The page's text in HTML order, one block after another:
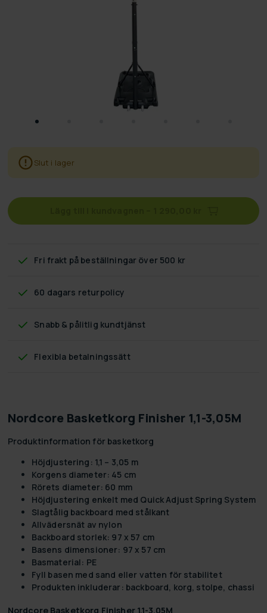
Slut i lager
Fri frakt på beställningar över 500 kr
60 dagars returpolicy
Snabb & pålitlig kundtjänst
Flexibla betalningssätt
Nordcore Basketkorg Finisher 1,1-3,05M
Produktinformation för basketkorg
Höjdjustering: 1,1 – 3,05 m
Korgens diameter: 45 cm
Rörets diameter: 60 mm
Höjdjustering enkelt med Quick Adjust Spring System
Slagtålig backboard med stålkant
Allvädersnät av nylon
Backboard storlek: 97 x 57 cm
Basens dimensioner: 97 x 57 cm
Basmaterial: PE
Fyll basen med sand eller vatten för stabilitet
Produkten inkluderar: backboard, korg, stolpe, chassi
Nordcore Basketkorg Finisher 1,1-3,05M